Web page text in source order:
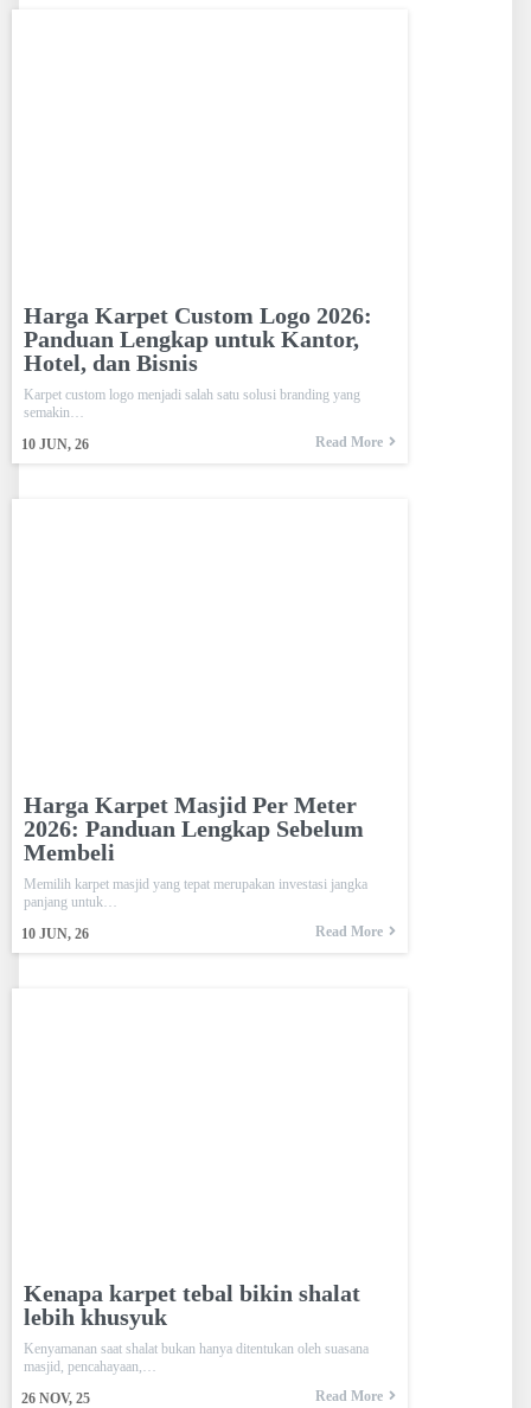
Harga Karpet Custom Logo 2026:
Panduan Lengkap untuk Kantor,
Hotel, dan Bisnis
10 JUN, 26
Karpet custom logo menjadi salah satu solusi branding yang
semakin…
Read More
Harga Karpet Masjid Per Meter
2026: Panduan Lengkap Sebelum
Membeli
10 JUN, 26
Memilih karpet masjid yang tepat merupakan investasi jangka
panjang untuk…
Read More
Kenapa karpet tebal bikin shalat
lebih khusyuk
26 NOV, 25
Kenyamanan saat shalat bukan hanya ditentukan oleh suasana
masjid, pencahayaan,…
Read More